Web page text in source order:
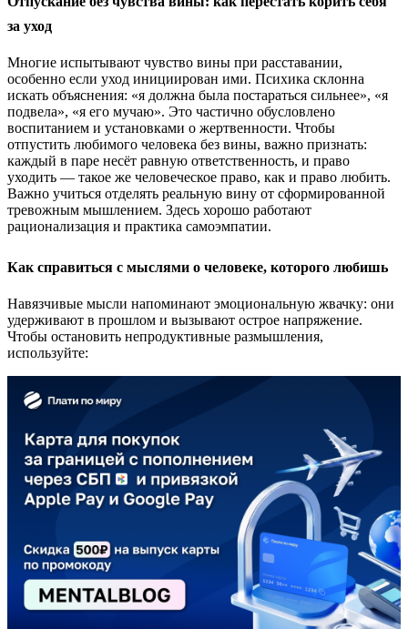
за уход
Многие испытывают чувство вины при расставании,
особенно если уход инициирован ими. Психика склонна
искать объяснения: «я должна была постараться сильнее», «я
подвела», «я его мучаю». Это частично обусловлено
воспитанием и установками о жертвенности. Чтобы
отпустить любимого человека без вины, важно признать:
каждый в паре несёт равную ответственность, и право
уходить — такое же человеческое право, как и право любить.
Важно учиться отделять реальную вину от сформированной
тревожным мышлением. Здесь хорошо работают
рационализация и практика самоэмпатии.
Как справиться с мыслями о человеке, которого любишь
Навязчивые мысли напоминают эмоциональную жвачку: они
удерживают в прошлом и вызывают острое напряжение.
Чтобы остановить непродуктивные размышления,
используйте: